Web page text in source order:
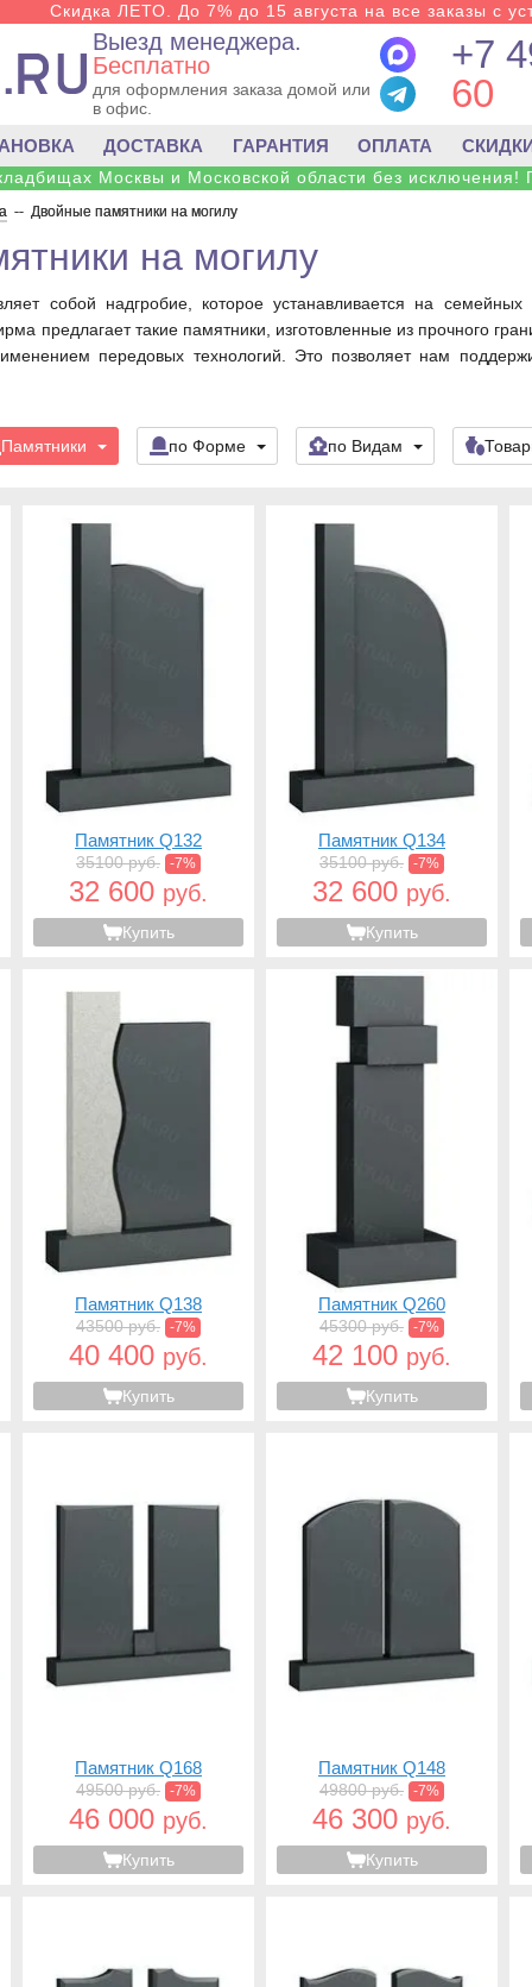
Скидка ЛЕТО. До 7% до 15 августа на все заказы с
Выезд менеджера.
Бесплатно
для оформления заказа домой или
в офис.
+7
60
ДОСТАВКА ГАРАНТИЯ ОПЛАТА
Москвы и Московской области без исключения!
-- Двойные памятники на могилу
на могилу
собой надгробие, которое устанавливается на
предлагает такие памятники, изготовленные из прочного
передовых технологий. Это позволяет нам
Памятники по Форме по Видам
Памятник Q132
35100 руб. -7%
32 600 руб.
Купить
Памятник Q134
35100 руб. -7%
32 600 руб.
Купить
Памятник Q138
43500 руб. -7%
40 400 руб.
Купить
Памятник Q260
45300 руб. -7%
42 100 руб.
Купить
Памятник Q168
49500 руб. -7%
46 000 руб.
Купить
Памятник Q148
49800 руб. -7%
46 300 руб.
Купить